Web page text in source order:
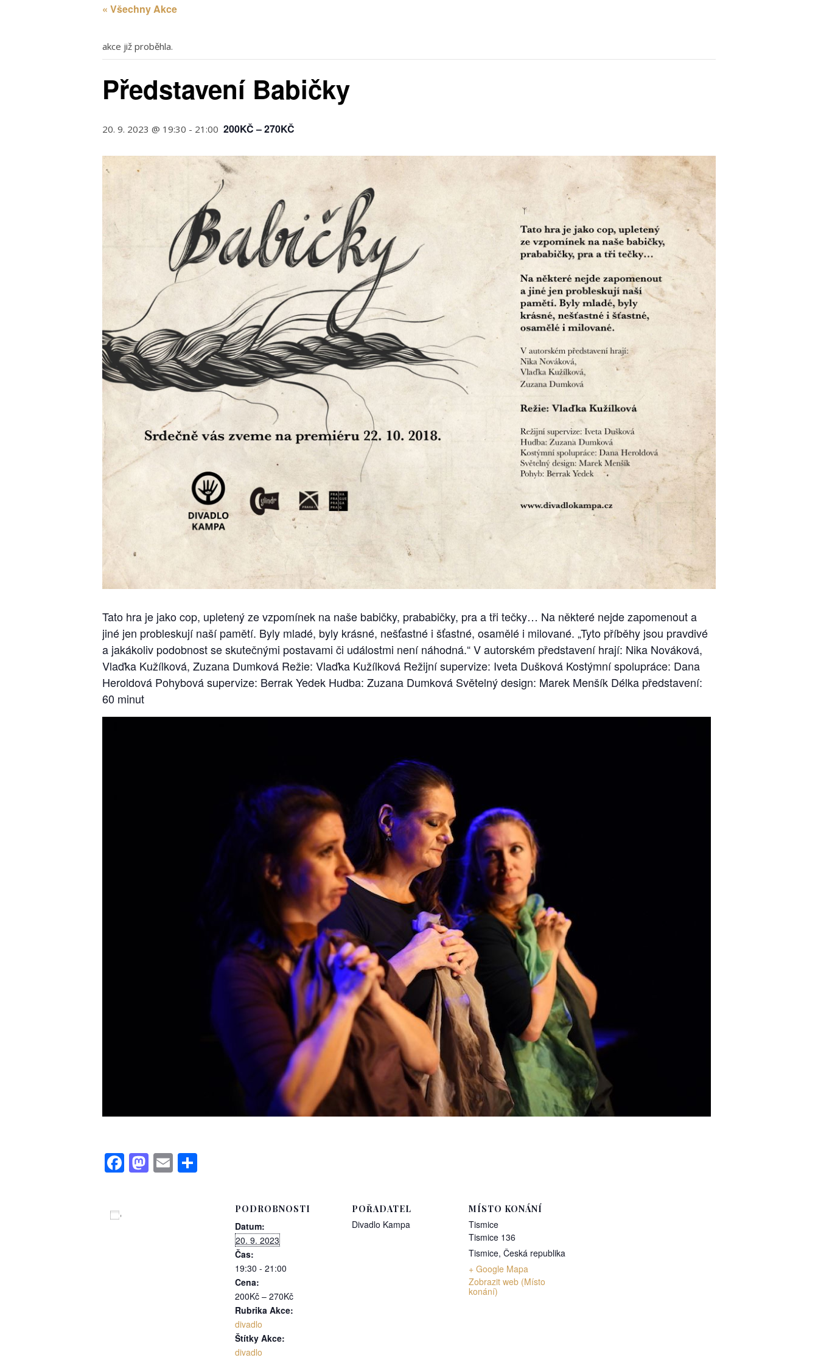
« Všechny Akce
akce již proběhla.
Představení Babičky
20. 9. 2023 @ 19:30 - 21:00 200KČ – 270KČ
Tato hra je jako cop, upletený ze vzpomínek na naše babičky, prababičky, pra a tři tečky… Na některé nejde zapomenout a
jiné jen probleskují naší pamětí. Byly mladé, byly krásné, nešťastné i šťastné, osamělé i milované. „Tyto příběhy jsou pravdivé
a jakákoliv podobnost se skutečnými postavami či událostmi není náhodná.“ V autorském představení hrají: Nika Nováková,
Vlaďka Kužílková, Zuzana Dumková Režie: Vlaďka Kužílková Režijní supervize: Iveta Dušková Kostýmní spolupráce: Dana
Heroldová Pohybová supervize: Berrak Yedek Hudba: Zuzana Dumková Světelný design: Marek Menšík Délka představení:
60 minut
Facebook
Mastodon
Email
PODROBNOSTI
Datum:
20. 9. 2023
Čas:
19:30 - 21:00
Cena:
200Kč – 270Kč
Rubrika Akce:
divadlo
Štítky Akce:
divadlo
POŘADATEL
Divadlo Kampa
MÍSTO KONÁNÍ
Tismice
Tismice 136
Tismice, Česká republika
+ Google Mapa
Zobrazit web (Místo
konání)